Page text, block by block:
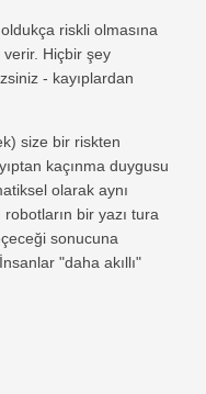
riskli olmasına
Hiçbir şey
- kayıplardan
size bir riskten
kaçınma duygusu
olarak aynı
bir yazı tura
sonucuna
"daha akıllı"